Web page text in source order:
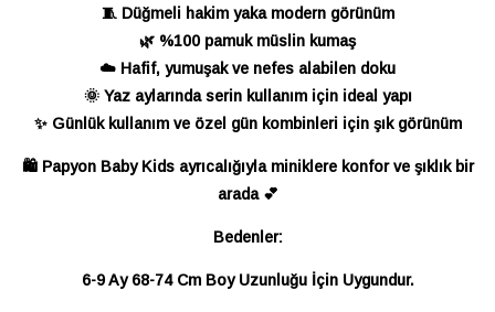
🧵 Düğmeli hakim yaka modern görünüm
🌿 %100 pamuk müslin kumaş
☁️ Hafif, yumuşak ve nefes alabilen doku
🌞 Yaz aylarında serin kullanım için ideal yapı
✨ Günlük kullanım ve özel gün kombinleri için şık görünüm
🛍️ Papyon Baby Kids ayrıcalığıyla miniklere konfor ve şıklık bir
arada 💕
Bedenler:
6-9 Ay 68-74 Cm Boy Uzunluğu İçin Uygundur.